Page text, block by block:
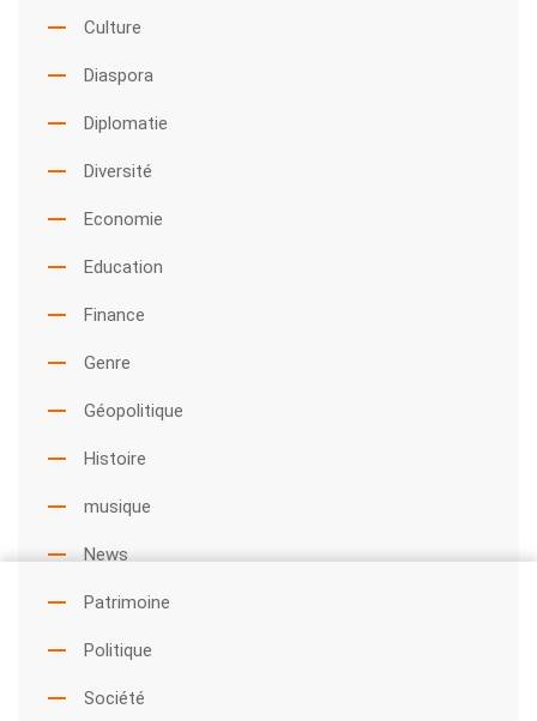
Culture
Diaspora
Diplomatie
Diversité
Economie
Education
Finance
Genre
Géopolitique
Histoire
musique
News
Patrimoine
Politique
Société